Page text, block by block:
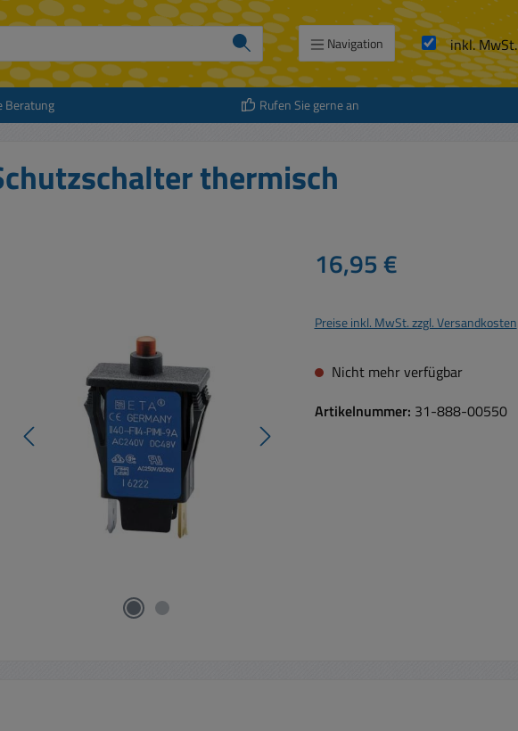
Navigation inkl. MwSt.
Beratung Rufen Sie gerne an
thermisch
Regulärer Preis:
16,95 €
Preise inkl. MwSt. zzgl. Versandkosten
Nicht mehr verfügbar
Artikelnummer: 31-888-00550